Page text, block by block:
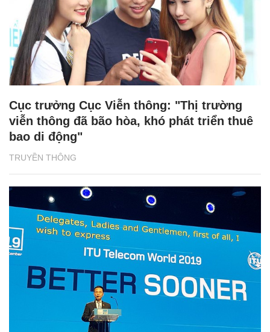
TRUYỀN THÔNG
Cục trưởng Cục Viễn thông: "Thị trường
viễn thông đã bão hòa, khó phát triển thuê
bao di động"